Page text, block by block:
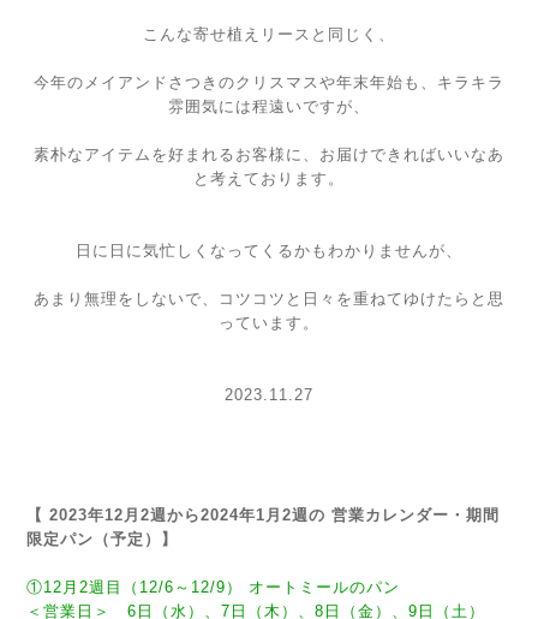
こんな寄せ植えリースと同じく、
今年のメイアンドさつきのクリスマスや年末年始も、キラキラ
雰囲気には程遠いですが、
素朴なアイテムを好まれるお客様に、お届けできればいいなあ
と考えております。
日に日に気忙しくなってくるかもわかりませんが、
あまり無理をしないで、コツコツと日々を重ねてゆけたらと思
っています。
2023.11.27
【 2023年12月2週から2024年1月2週の 営業カレンダー・期間
限定パン（予定）】
①12月2週目（12/6～12/9） オートミールのパン
＜営業日＞ 6日（水）、7日（木）、8日（金）、9日（土）